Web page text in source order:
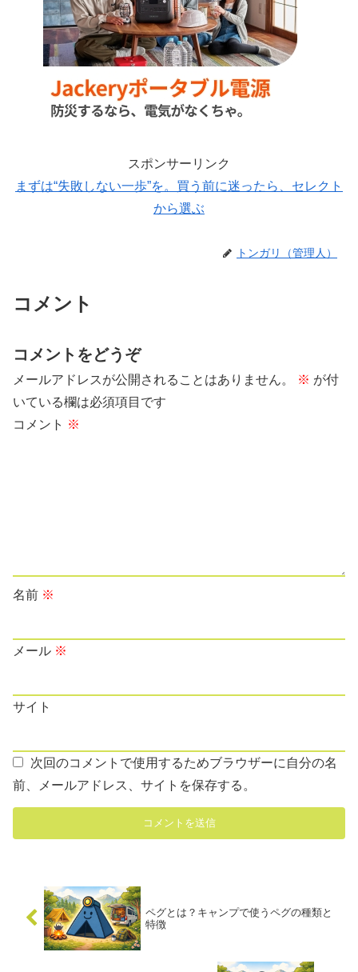
スポンサーリンク
まずは“失敗しない一歩”を。買う前に迷ったら、セレクト
から選ぶ
トンガリ（管理人）
コメント
コメントをどうぞ
メールアドレスが公開されることはありません。 ※ が付
いている欄は必須項目です
コメント ※
名前 ※
メール ※
サイト
次回のコメントで使用するためブラウザーに自分の名
前、メールアドレス、サイトを保存する。
ペグとは？キャンプで使うペグの種類と
特徴